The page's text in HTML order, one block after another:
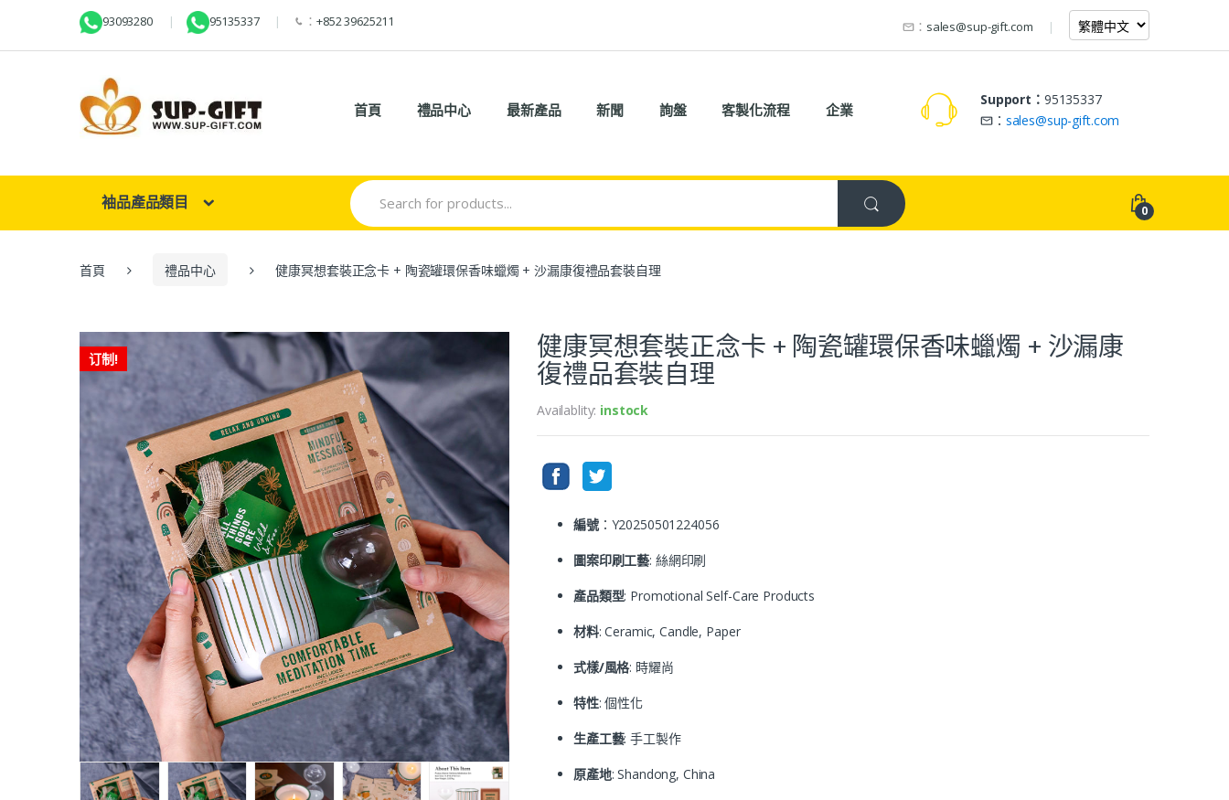
93093280 95135337 ：+852 39625211 ： sales@sup-gift.com
首頁 禮品中心 最新產品 新聞 詢盤 客製化流程 企業
Support： 95135337
： sales@sup-gift.com
袖品產品類目
Search
for:
0
首頁 禮品中心 健康冥想套裝正念卡 + 陶瓷罐環保香味蠟燭 + 沙漏康復禮品套裝自理
订制! 健康冥想套裝正念卡 + 陶瓷罐環保香味蠟燭 + 沙漏康
復禮品套裝自理
Availablity: instock
編號：Y20250501224056
圖案印刷工藝: 絲網印刷
產品類型: Promotional Self-Care Products
材料: Ceramic, Candle, Paper
式樣/風格: 時耀尚
特性: 個性化
生產工藝: 手工製作
原產地: Shandong, China